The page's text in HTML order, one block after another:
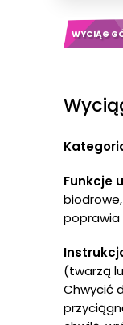
WYCIĄG
Funkcje
poprawia
(twarzą
Chwycić